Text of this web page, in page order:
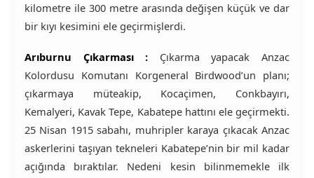
kilometre ile 300 metre arasında değişen küçük ve dar
bir kıyı kesimini ele geçirmişlerdi.
Arıburnu Çıkarması : Çıkarma yapacak Anzac
Kolordusu Komutanı Korgeneral Birdwood’un planı;
çıkarmaya müteakip, Kocaçimen, Conkbayırı,
Kemalyeri, Kavak Tepe, Kabatepe hattını ele geçirmekti.
25 Nisan 1915 sabahı, muhripler karaya çıkacak Anzac
askerlerini taşıyan tekneleri Kabatepe’nin bir mil kadar
açığında bıraktılar. Nedeni kesin bilinmemekle ilk